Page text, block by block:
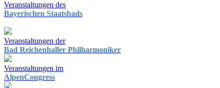
Veranstaltungen des
Bayerischen Staatsbads
Veranstaltungen der
Bad Reichenhaller Philharmoniker
Veranstaltungen im
AlpenCongress